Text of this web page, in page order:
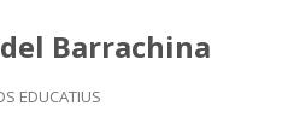
del Barrachina
EDUCATIUS